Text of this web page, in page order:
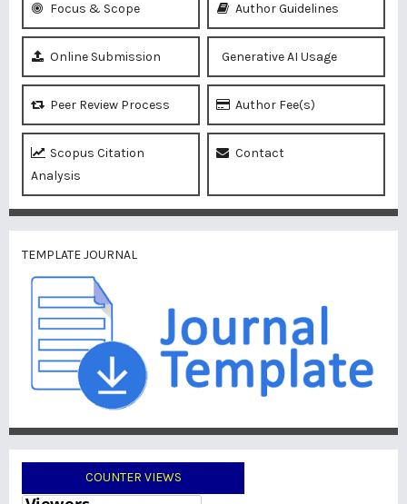
Focus & Scope Author Guidelines
Online Submission Generative AI Usage
Peer Review Process Author Fee(s)
Scopus Citation
Analysis
Contact
TEMPLATE JOURNAL
COUNTER VIEWS